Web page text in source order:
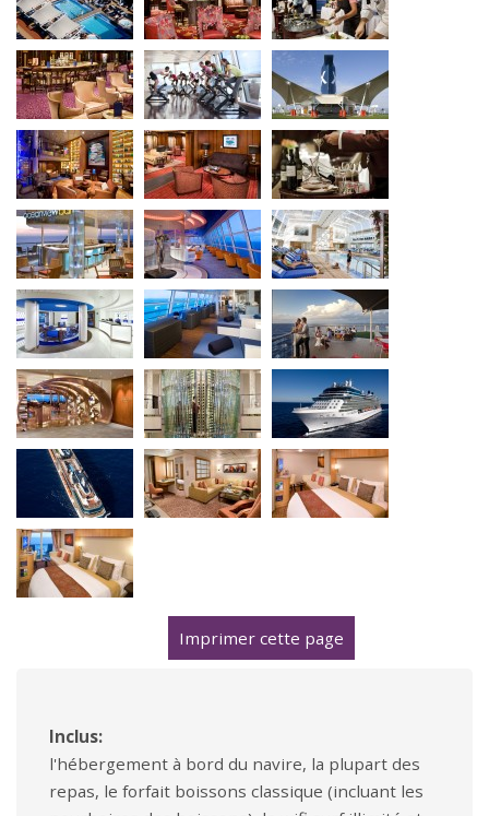
Imprimer cette page
Inclus:
l'hébergement à bord du navire, la plupart des
repas, le forfait boissons classique (incluant les